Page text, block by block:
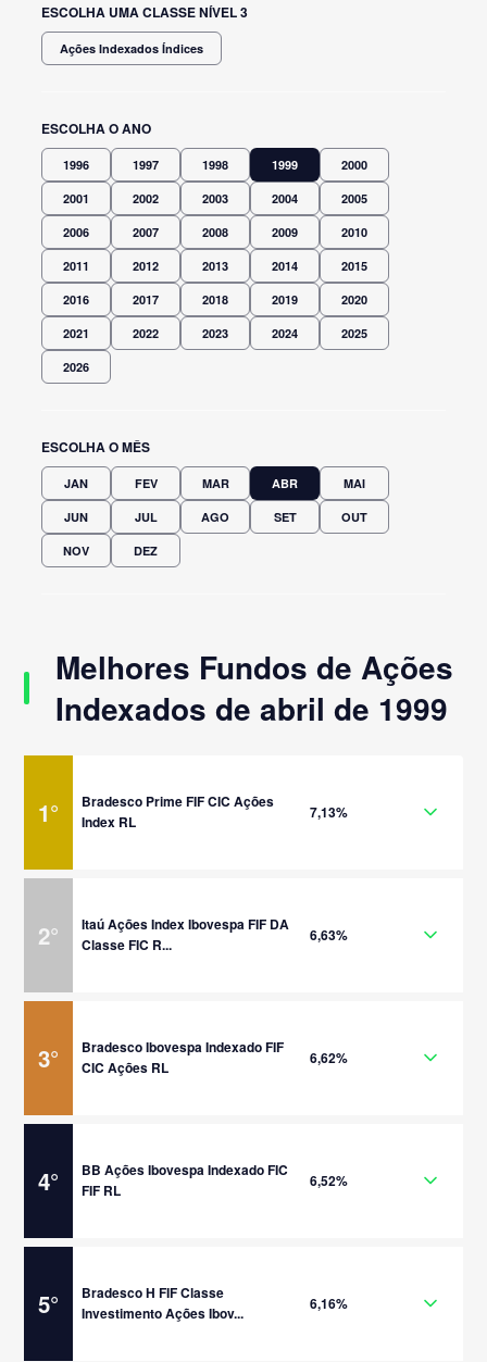
ESCOLHA UMA CLASSE NÍVEL 3
Ações Indexados Índices
ESCOLHA O ANO
1996 1997 1998 1999 2000
2001 2002 2003 2004 2005
2006 2007 2008 2009 2010
2011 2012 2013 2014 2015
2016 2017 2018 2019 2020
2021 2022 2023 2024 2025
2026
ESCOLHA O MÊS
JAN FEV MAR ABR MAI
JUN JUL AGO SET OUT
NOV DEZ
Melhores Fundos de Ações
Indexados de abril de 1999
1°
Bradesco Prime FIF CIC Ações
Index RL
7,13%
2°
Itaú Ações Index Ibovespa FIF DA
Classe FIC R...
6,63%
3°
Bradesco Ibovespa Indexado FIF
CIC Ações RL
6,62%
4°
BB Ações Ibovespa Indexado FIC
FIF RL
6,52%
5°
Bradesco H FIF Classe
Investimento Ações Ibov...
6,16%